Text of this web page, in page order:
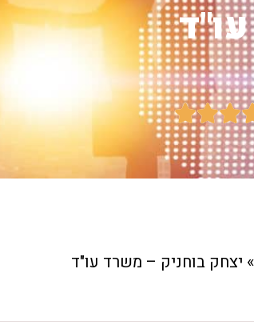



» יצחק בוחניק – משרד עו"ד